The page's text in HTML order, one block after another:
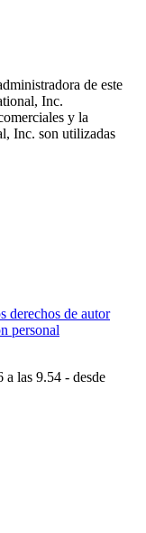
de este
Inc.
y la
Inc. son utilizadas
derechos de autor
personal
las 9.54 - desde